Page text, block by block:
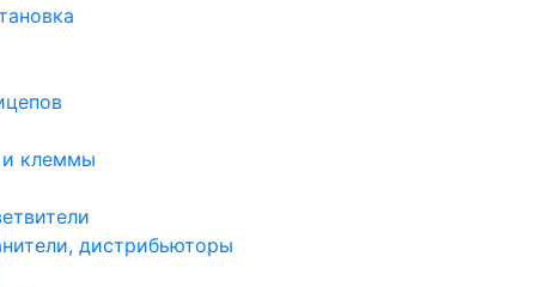
и клеммы
дистрибьюторы